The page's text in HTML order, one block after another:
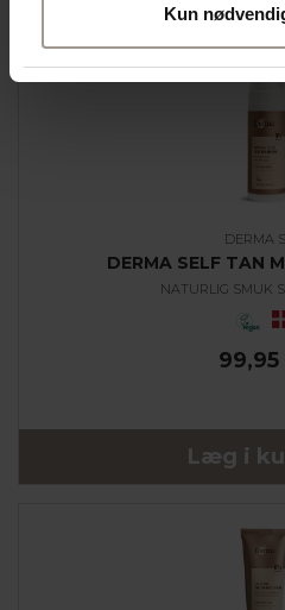
Kun
DERMA
DERMA SELF TAN
NATURLIG SMUK
99,95
Læg i